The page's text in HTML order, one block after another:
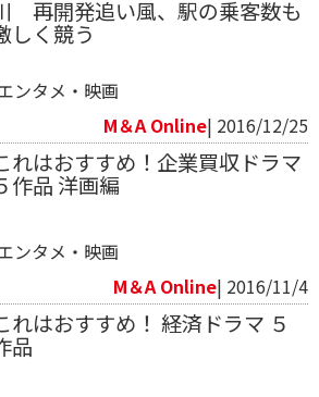
再開発追い風、駅の乗客数も
しく競う
ンタメ・映画
M＆A Online| 2016/12/25
れはおすすめ！企業買収ドラマ
作品 洋画編
ンタメ・映画
M＆A Online| 2016/11/4
れはおすすめ！ 経済ドラマ ５
品